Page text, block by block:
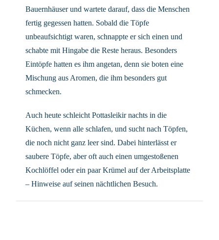
Bauernhäuser und wartete darauf, dass die Menschen
fertig gegessen hatten. Sobald die Töpfe
unbeaufsichtigt waren, schnappte er sich einen und
schabte mit Hingabe die Reste heraus. Besonders
Eintöpfe hatten es ihm angetan, denn sie boten eine
Mischung aus Aromen, die ihm besonders gut
schmecken.
Auch heute schleicht Pottasleikir nachts in die
Küchen, wenn alle schlafen, und sucht nach Töpfen,
die noch nicht ganz leer sind. Dabei hinterlässt er
saubere Töpfe, aber oft auch einen umgestoßenen
Kochlöffel oder ein paar Krümel auf der Arbeitsplatte
– Hinweise auf seinen nächtlichen Besuch.